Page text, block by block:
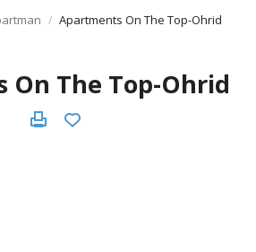
Apartments On The Top-Ohrid
On The Top-Ohrid